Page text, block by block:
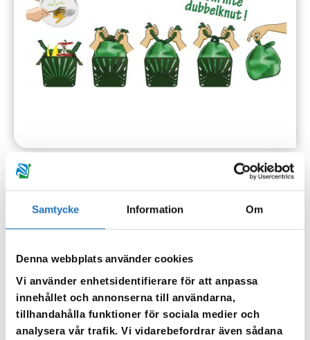
Samtycke Information Om
Denna webbplats använder cookies
Vi använder enhetsidentifierare för att anpassa
innehållet och annonserna till användarna,
tillhandahålla funktioner för sociala medier och
analysera vår trafik. Vi vidarebefordrar även sådana
biogasanläggning, där biogas och biogödsel bildas.
Biogasen används som drivmedel och är bättre ur ett
klimatperspektiv än fossila bränslen som bensin och
diesel. Vid framställning av biogas bildas en rötrest
som används som biogödsel på produktiv åkermark.